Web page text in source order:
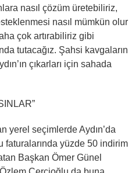
nasıl çözüm üretebiliriz,
nasıl mümkün olur
çok artırabiliriz gibi
tutacağız. Şahsi kavgaların
çıkarları için sahada
yerel seçimlerde Aydın’da
yüzde 50 indirim
Başkan Ömer Günel